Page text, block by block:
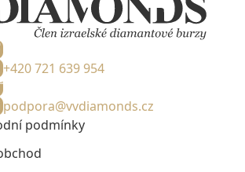
+420 721 639 954
podpora@vvdiamonds.cz
podmínky